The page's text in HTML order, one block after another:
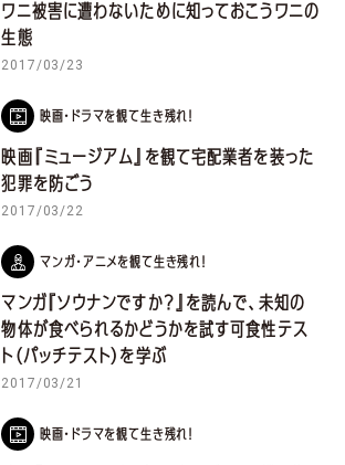
ワニ被害に遭わないために知っておこうワニの
生態
2017/03/23
映画・ドラマを観て生き残れ！
映画『ミュージアム』を観て宅配業者を装った
犯罪を防ごう
2017/03/22
マンガ・アニメを観て生き残れ！
マンガ『ソウナンですか？』を読んで、未知の
物体が食べられるかどうかを試す可食性テス
ト（パッチテスト）を学ぶ
2017/03/21
映画・ドラマを観て生き残れ！